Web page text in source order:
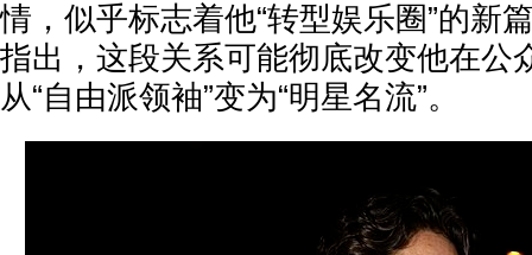
情，似乎标志着他“转型娱乐圈”的新
指出，这段关系可能彻底改变他在公
从“自由派领袖”变为“明星名流”。